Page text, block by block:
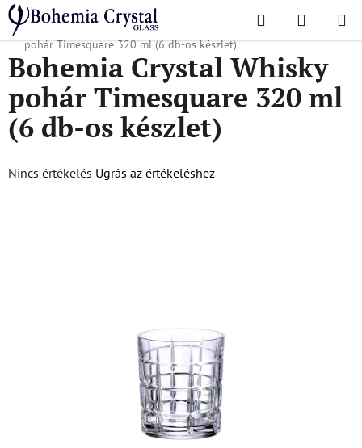
Ugrás
fő
tartalomhoz
Keresés KOSÁR
Kezdőlap
/ Népszerű kollekciók / Timesquare
Bohemia Crystal Whisky
pohár Timesquare 320 ml (6 db-os készlet)
Bohemia Crystal Whisky
pohár Timesquare 320 ml
(6 db-os készlet)
A
Nincs értékelés Ugrás az értékeléshez